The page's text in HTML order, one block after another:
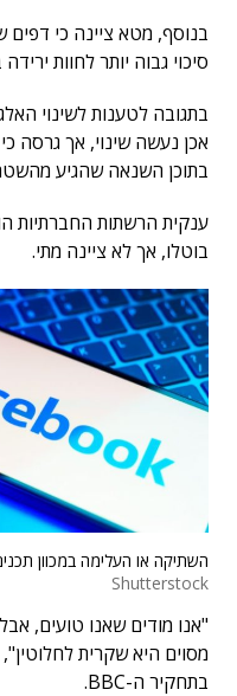
בנוסף, מטא ציינה כי
סיכוי גבוה יותר לחוות
בתגובה לטענות לשינוי
אכן נעשה שינוי, אך גרסה
בתוכן השנאה שהגיע
ענקית הרשתות החברתיות
בוטלו, אך לא ציינה מתי.
השתיקה או העלימה במכוון
Shutterstock
"אנו מודים שאנו טועים,
מסוים היא שקרית
בתחקיר ה-BBC.